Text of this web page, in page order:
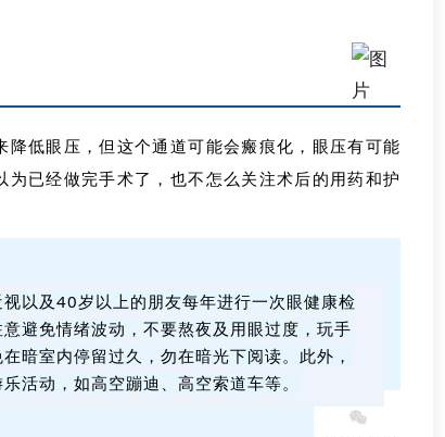
低眼压，但这个通道可能会瘢痕化，眼压有可能
已经做完手术了，也不怎么关注术后的用药和护
以及40岁以上的朋友每年进行一次眼健康检
避免情绪波动，不要熬夜及用眼过度，玩手
暗室内停留过久，勿在暗光下阅读。 此外，
活动，如高空蹦迪、高空索道车等。